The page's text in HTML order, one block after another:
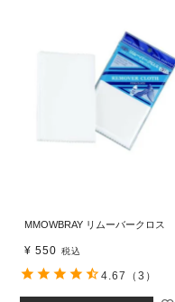
MMOWBRAY リムーバークロス
¥ 550 税込
4.67 （3）